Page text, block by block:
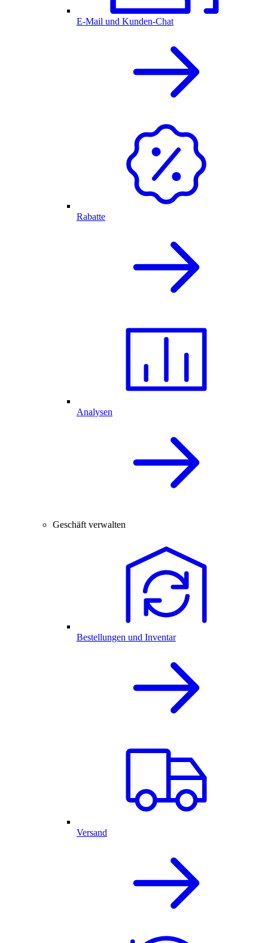
E-Mail und Kunden-Chat
Rabatte
Analysen
Geschäft verwalten
Bestellungen und Inventar
Versand